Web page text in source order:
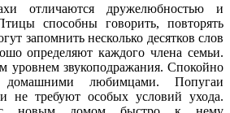
отличаются дружелюбностью и
способны говорить, повторять
запомнить несколько десятков слов
определяют каждого члена семьи.
уровнем звукоподражания. Спокойно
любимцами. Попугаи
не требуют особых условий ухода.